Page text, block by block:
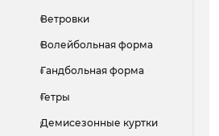
Ветровки
Волейбольная форма
Гандбольная форма
Гетры
Демисезонные куртки